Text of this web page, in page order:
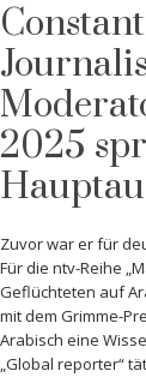
2025
Zuvor war er für
Für die ntv-Reihe
Geflüchteten auf
mit dem Grimme-
Arabisch eine
„Global reporter“